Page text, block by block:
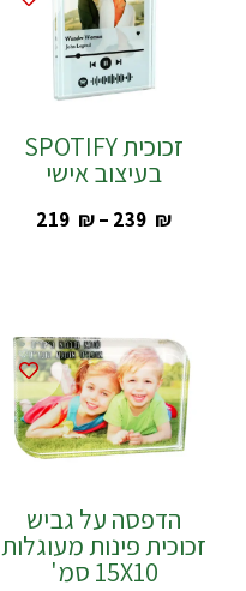
זכוכית SPOTIFY
בעיצוב אישי
‎219 ₪– ‎239 ₪
הדפסה על גביש
זכוכית פינות מעוגלות
15X10 סמ'